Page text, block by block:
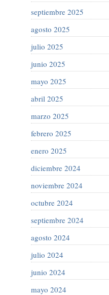
septiembre 2025
agosto 2025
julio 2025
junio 2025
mayo 2025
abril 2025
marzo 2025
febrero 2025
enero 2025
diciembre 2024
noviembre 2024
octubre 2024
septiembre 2024
agosto 2024
julio 2024
junio 2024
mayo 2024